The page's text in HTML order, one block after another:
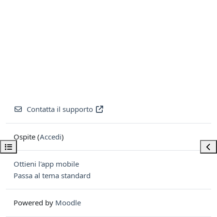
Apri indice del corso
Contatta il supporto
Ospite (Accedi)
Ottieni l'app mobile
Passa al tema standard
Powered by Moodle